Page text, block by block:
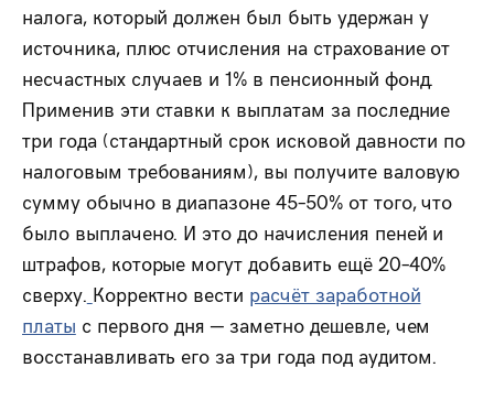
налога, который должен был быть удержан у
источника, плюс отчисления на страхование от
несчастных случаев и 1% в пенсионный фонд.
Применив эти ставки к выплатам за последние
три года (стандартный срок исковой давности по
налоговым требованиям), вы получите валовую
сумму обычно в диапазоне 45–50% от того, что
было выплачено. И это до начисления пеней и
штрафов, которые могут добавить ещё 20–40%
сверху. Корректно вести расчёт заработной
платы с первого дня — заметно дешевле, чем
восстанавливать его за три года под аудитом.